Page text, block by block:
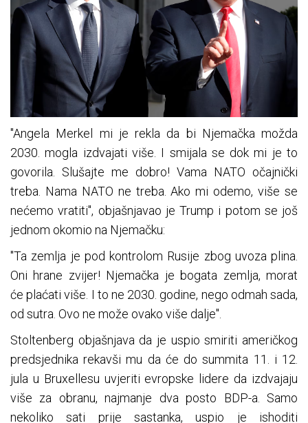
"Angela Merkel mi je rekla da bi Njemačka možda
2030. mogla izdvajati više. I smijala se dok mi je to
govorila. Slušajte me dobro! Vama NATO očajnički
treba. Nama NATO ne treba. Ako mi odemo, više se
nećemo vratiti", objašnjavao je Trump i potom se još
jednom okomio na Njemačku:
"Ta zemlja je pod kontrolom Rusije zbog uvoza plina.
Oni hrane zvijer! Njemačka je bogata zemlja, morat
će plaćati više. I to ne 2030. godine, nego odmah sada,
od sutra. Ovo ne može ovako više dalje".
Stoltenberg objašnjava da je uspio smiriti američkog
predsjednika rekavši mu da će do summita 11. i 12.
jula u Bruxellesu uvjeriti evropske lidere da izdvajaju
više za obranu, najmanje dva posto BDP-a. Samo
nekoliko sati prije sastanka, uspio je ishoditi